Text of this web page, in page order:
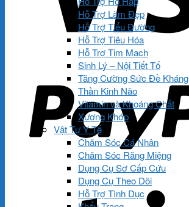
Hỗ Trợ Làm Đẹp
Hỗ Trợ Tiểu Đường
Hỗ Trợ Tiêu Hóa
Hỗ Trợ Tim Mạch
Sinh Lý – Nội Tiết Tố
Tăng Cường Sức Đề Kháng
Thần Kinh Não
Vitamin và Khoáng Chất
Xương Khớp
Vật Tư Y Tế
Chăm Sóc Cá Nhân
Chăm Sóc Răng Miệng
Dụng Cụ Sơ Cấp Cứu
Dụng Cụ Theo Dõi
Hỗ Trợ Tình Dục